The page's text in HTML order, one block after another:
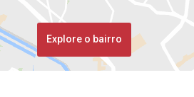
Explore o bairro